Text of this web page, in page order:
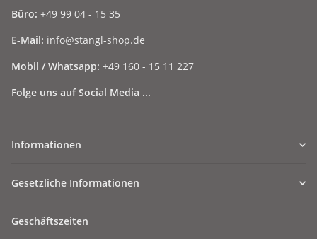
Büro: +49 99 04 - 15 35
E-Mail: info@stangl-shop.de
Mobil / Whatsapp: +49 160 - 15 11 227
Folge uns auf Social Media ...
Informationen
Gesetzliche Informationen
Geschäftszeiten